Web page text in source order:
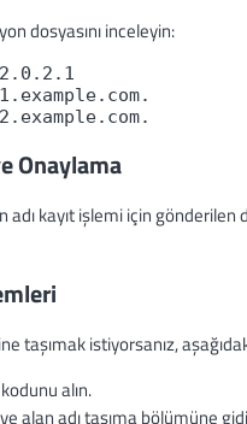
dosyasını inceleyin:
Onaylama
adı kayıt işlemi için
taşımak istiyorsanız,
alın.
alan adı taşıma bölümüne